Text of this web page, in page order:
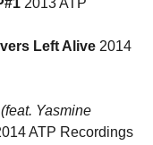
2013 ATP
Left Alive 2014
Yasmine
ATP Recordings